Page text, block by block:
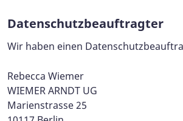
Datenschutz­beauftragter
Wir haben einen
Rebecca Wiemer
WIEMER ARNDT UG
Marienstrasse 25